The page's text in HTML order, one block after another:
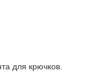
для крючков.